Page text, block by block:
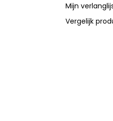
Mijn
Vergelijk